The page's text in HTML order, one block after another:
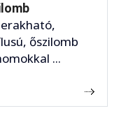
őszilomb
...